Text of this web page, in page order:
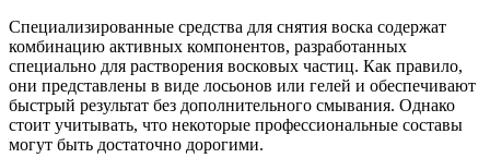
Специализированные средства для снятия воска содержат
комбинацию активных компонентов, разработанных
специально для растворения восковых частиц. Как правило,
они представлены в виде лосьонов или гелей и обеспечивают
быстрый результат без дополнительного смывания. Однако
стоит учитывать, что некоторые профессиональные составы
могут быть достаточно дорогими.